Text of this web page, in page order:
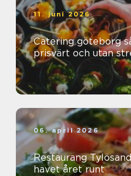
11. juni 2026
Catering göteborg så planerar du smart,
prisvärt och utan
06. april 2026
Restaurang
havet året runt